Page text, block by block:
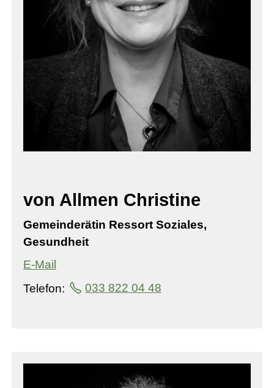
von Allmen Christine
Gemeinderätin Ressort Soziales,
Gesundheit
E-Mail
Telefon:
033 822 04 48